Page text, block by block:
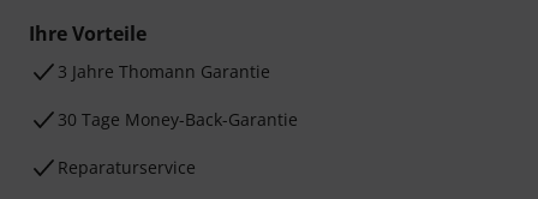
Bezahlen Sie vertraulich und sicher per Nachnahme,